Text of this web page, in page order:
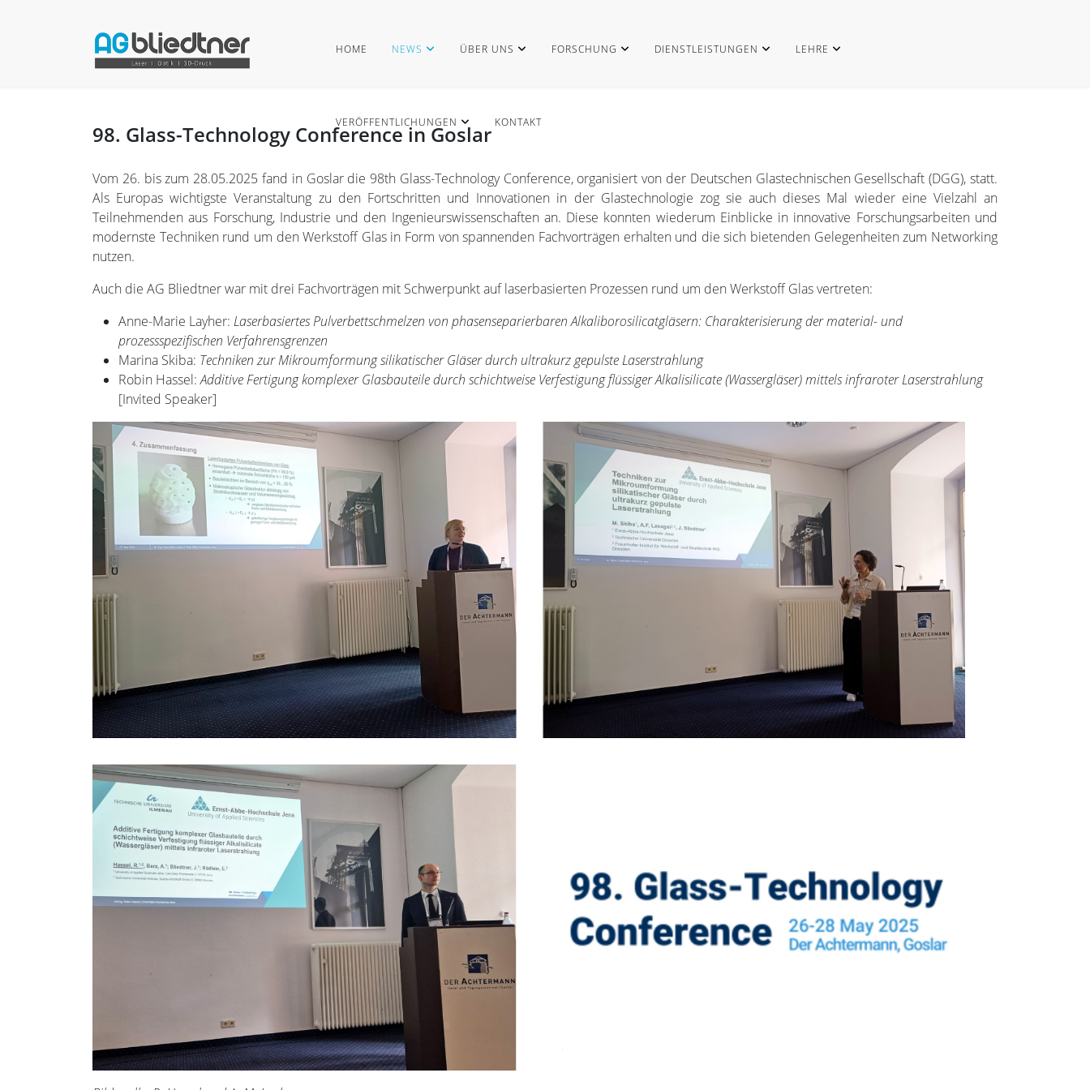
HOME NEWS ÜBER UNS FORSCHUNG DIENSTLEISTUNGEN LEHRE
VERÖFFENTLICHUNGEN KONTAKT
98. Glass-Technology Conference in Goslar
Vom 26. bis zum 28.05.2025 fand in Goslar die 98th Glass-Technology Conference, organisiert von der Deutschen Glastechnischen Gesellschaft (DGG), statt.
Als Europas wichtigste Veranstaltung zu den Fortschritten und Innovationen in der Glastechnologie zog sie auch dieses Mal wieder eine Vielzahl an
Teilnehmenden aus Forschung, Industrie und den Ingenieurswissenschaften an. Diese konnten wiederum Einblicke in innovative Forschungsarbeiten und
modernste Techniken rund um den Werkstoff Glas in Form von spannenden Fachvorträgen erhalten und die sich bietenden Gelegenheiten zum Networking
nutzen.
Auch die AG Bliedtner war mit drei Fachvorträgen mit Schwerpunkt auf laserbasierten Prozessen rund um den Werkstoff Glas vertreten:
Anne-Marie Layher: Laserbasiertes Pulverbettschmelzen von phasenseparierbaren Alkaliborosilicatgläsern: Charakterisierung der material- und
prozessspezifischen Verfahrensgrenzen
Marina Skiba: Techniken zur Mikroumformung silikatischer Gläser durch ultrakurz gepulste Laserstrahlung
Robin Hassel:Additive Fertigung komplexer Glasbauteile durch schichtweise Verfestigung flüssiger Alkalisilicate (Wassergläser) mittels infraroter Laserstrahlung
[Invited Speaker]